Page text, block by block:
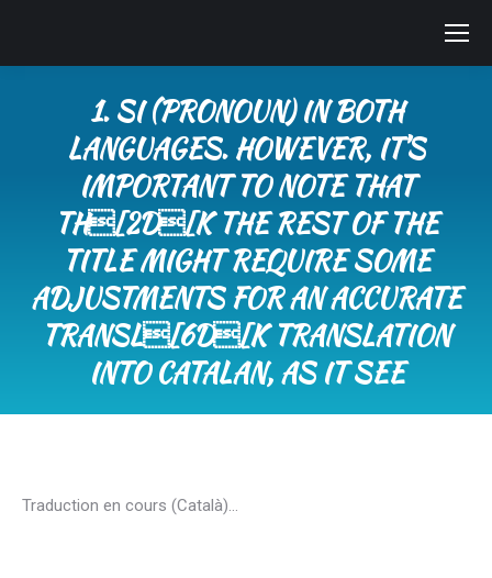
1. SI (PRONOUN) IN BOTH
LANGUAGES. HOWEVER, IT’S
IMPORTANT TO NOTE THAT
TH[2D[K THE REST OF THE
TITLE MIGHT REQUIRE SOME
ADJUSTMENTS FOR AN ACCURATE
TRANSL[6D[K TRANSLATION
INTO CATALAN, AS IT SEE
Traduction en cours (Català)…